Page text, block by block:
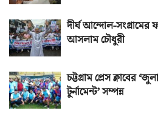
দীর্ঘ আন্দোল-
আসলাম চৌধুরী
চট্টগ্রাম প্রেস ক্লাবের
টুর্নামেন্ট’ সম্পন্ন